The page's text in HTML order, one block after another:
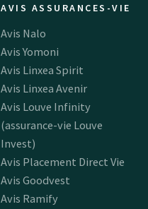
AVIS ASSURANCES-VIE
Avis Nalo
Avis Yomoni
Avis Linxea Spirit
Avis Linxea Avenir
Avis Louve Infinity
(assurance-vie Louve
Invest)
Avis Placement Direct Vie
Avis Goodvest
Avis Ramify